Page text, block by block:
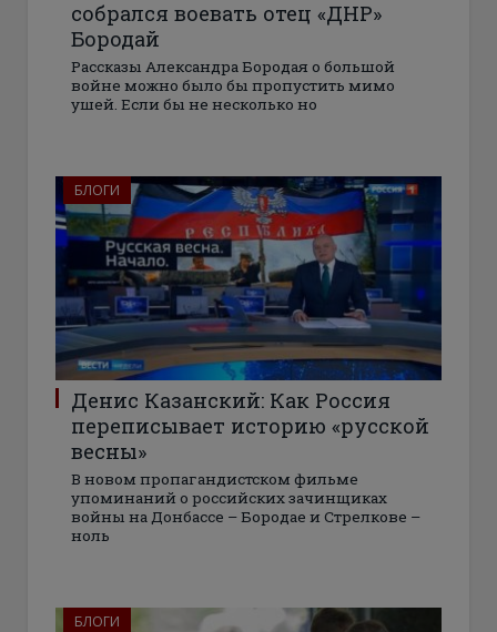
собрался воевать отец «ДНР»
Бородай
Рассказы Александра Бородая о большой
войне можно было бы пропустить мимо
ушей. Если бы не несколько но
БЛОГИ
Денис Казанский: Как Россия
переписывает историю «русской
весны»
В новом пропагандистском фильме
упоминаний о российских зачинщиках
войны на Донбассе – Бородае и Стрелкове –
ноль
БЛОГИ